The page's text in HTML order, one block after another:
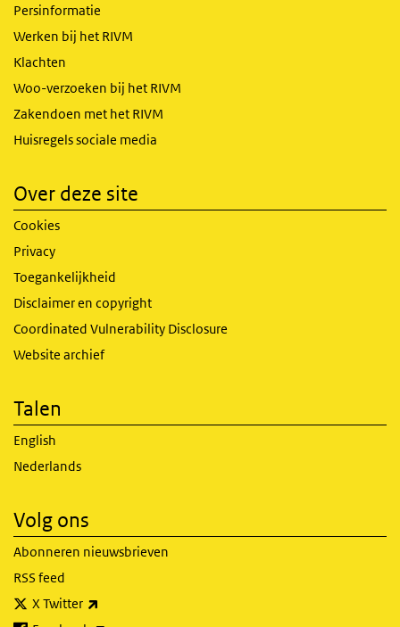
Persinformatie
Werken bij het RIVM
Klachten
Woo-verzoeken bij het RIVM
Zakendoen met het RIVM
Huisregels sociale media
Over deze site
Cookies
Privacy
Toegankelijkheid
Disclaimer en copyright
Coordinated Vulnerability Disclosure
Website archief
Talen
English
Nederlands
Volg ons
Abonneren nieuwsbrieven
RSS feed
X Twitter